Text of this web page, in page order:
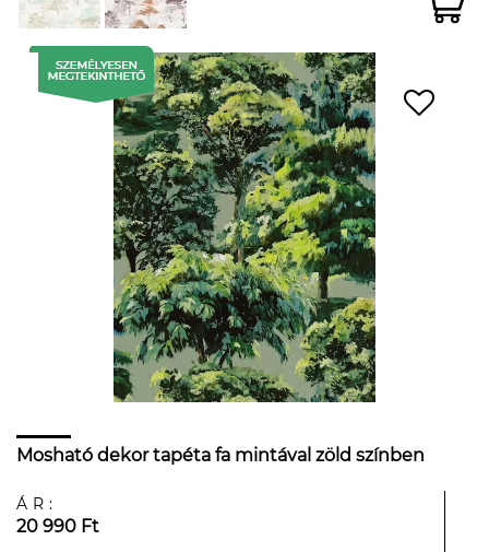
Mosható dekor tapéta fa mintával zöld színben
ÁR:
20 990 Ft